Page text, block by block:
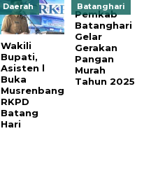
Daerah
Wakili
Bupati,
Asisten l
Buka
Musrenbang
RKPD
Batang
Hari
Batanghari
Pemkab
Batanghari
Gelar
Gerakan
Pangan
Murah
Tahun 2025